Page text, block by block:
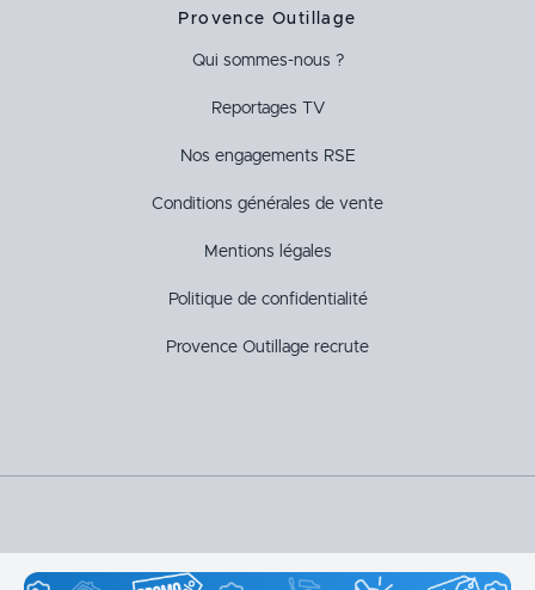
Provence Outillage
Qui sommes-nous ?
Reportages TV
Nos engagements RSE
Conditions générales de vente
Mentions légales
Politique de confidentialité
Provence Outillage recrute